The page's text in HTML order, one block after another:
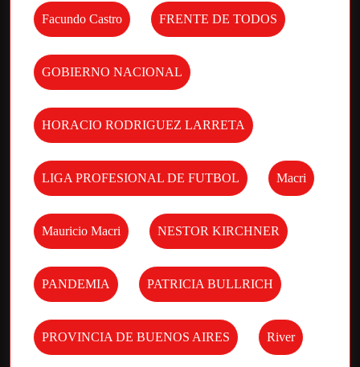
Facundo Castro FRENTE DE TODOS
GOBIERNO NACIONAL
HORACIO RODRIGUEZ LARRETA
LIGA PROFESIONAL DE FUTBOL Macri
Mauricio Macri NESTOR KIRCHNER
PANDEMIA PATRICIA BULLRICH
PROVINCIA DE BUENOS AIRES River